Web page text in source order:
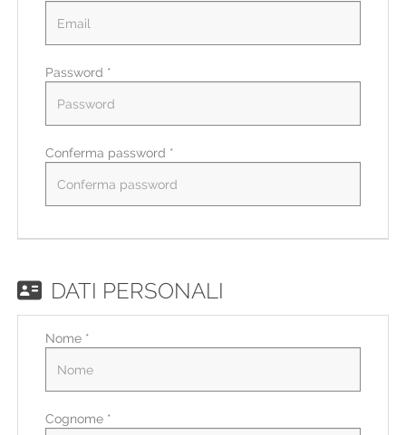
di
lavoro
Carica
il
CV
Login
Lingua
FR
IT
Password *
Conferma password *
DATI PERSONALI
Nome *
Cognome *